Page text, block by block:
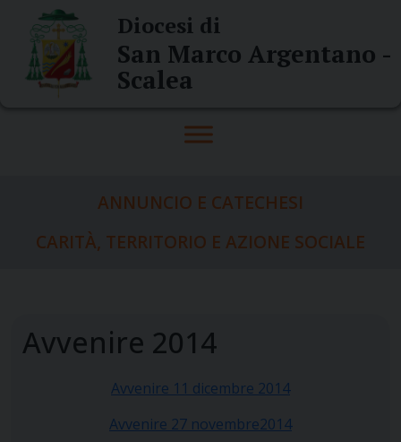
content
Diocesi di
San Marco Argentano -
Scalea
ANNUNCIO E CATECHESI
CARITÀ, TERRITORIO E AZIONE SOCIALE
Avvenire 2014
Avvenire 11 dicembre 2014
Avvenire 27 novembre2014